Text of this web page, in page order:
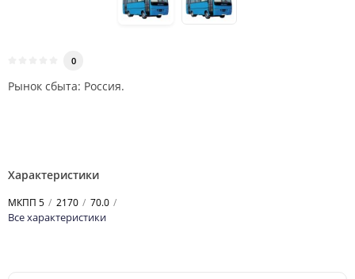
0
Рынок сбыта: Россия.
Характеристики
МКПП 5 2170 70.0
Все характеристики